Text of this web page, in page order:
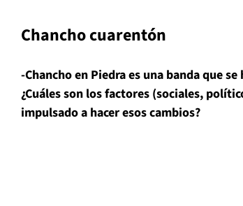
Chancho cuarentón
-Chancho en Piedra es una banda que
¿Cuáles son los factores (sociales,
impulsado a hacer esos cambios?